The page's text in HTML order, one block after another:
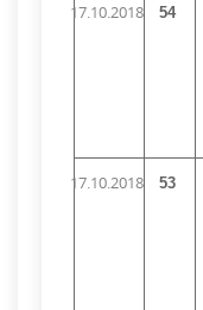
17.10.2018 54
17.10.2018 53